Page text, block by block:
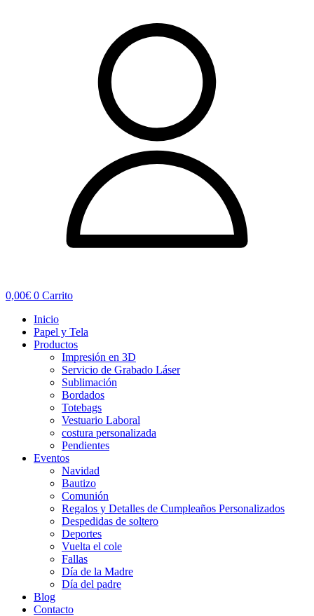
0,00€ 0 Carrito
Inicio
Papel y Tela
Productos
Impresión en 3D
Servicio de Grabado Láser
Sublimación
Bordados
Totebags
Vestuario Laboral
costura personalizada
Pendientes
Eventos
Navidad
Bautizo
Comunión
Regalos y Detalles de Cumpleaños Personalizados
Despedidas de soltero
Deportes
Vuelta el cole
Fallas
Día de la Madre
Día del padre
Blog
Contacto